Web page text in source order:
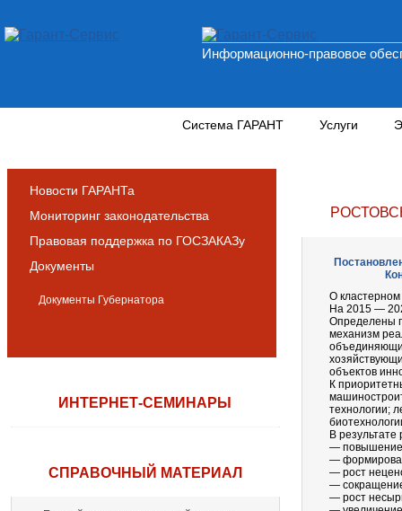
Информационно-правовое
Система ГАРАНТ Услуги
Новости ГАРАНТа
Мониторинг законодательства
Правовая поддержка по ГОСЗАКАЗу
Документы
Документы Губернатора
ИНТЕРНЕТ-СЕМИНАРЫ
СПРАВОЧНЫЙ МАТЕРИАЛ
О
На 2015 —
Определены
механизм
объектов
К
технологии;
В
— повышение
—
— рост
—
— рост